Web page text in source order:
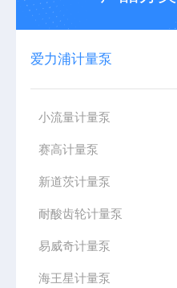
爱力浦计量泵
小流量计量泵
赛高计量泵
新道茨计量泵
耐酸齿轮计量泵
易威奇计量泵
海王星计量泵